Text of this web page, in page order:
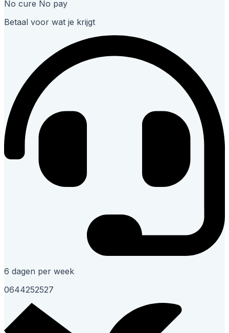
No cure No pay
Betaal voor wat je krijgt
6 dagen per week
0644252527